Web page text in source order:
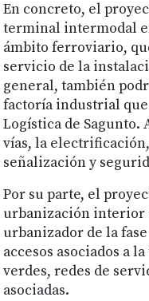
En concreto, el
terminal intermodal
ámbito ferroviario,
servicio de la
general, también
factoría industrial
Logística de Sagunto.
vías, la
señalización y
Por su parte, el
urbanización interior
urbanizador de la
accesos asociados a
verdes, redes de
asociadas.